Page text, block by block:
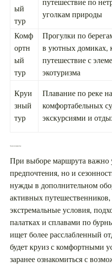
ый
тур
путешествие по
уголкам природы
Комф
ортн
ый
тур
Прогулки по
в уютных домиках,
путешествие с
экотуризма
Круи
зный
тур
Плавание по реке на
комфортабельных
экскурсиями и
Что учитывать при выборе
При выборе маршрута важно
предпочтения, но и
нужды в дополнительном
активных
экстремальные условия,
палатках и сплавами по
ищет более расслабленный
будет круиз с комфортными
заранее ознакомиться с